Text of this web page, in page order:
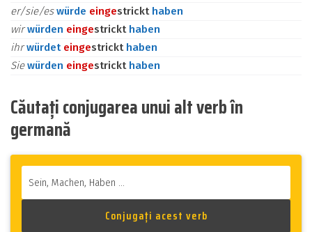
er/sie/eswürde eingestrickt haben
wirwürden eingestrickt haben
ihrwürdet eingestrickt haben
Siewürden eingestrickt haben
Căutați conjugarea unui alt verb în
germană